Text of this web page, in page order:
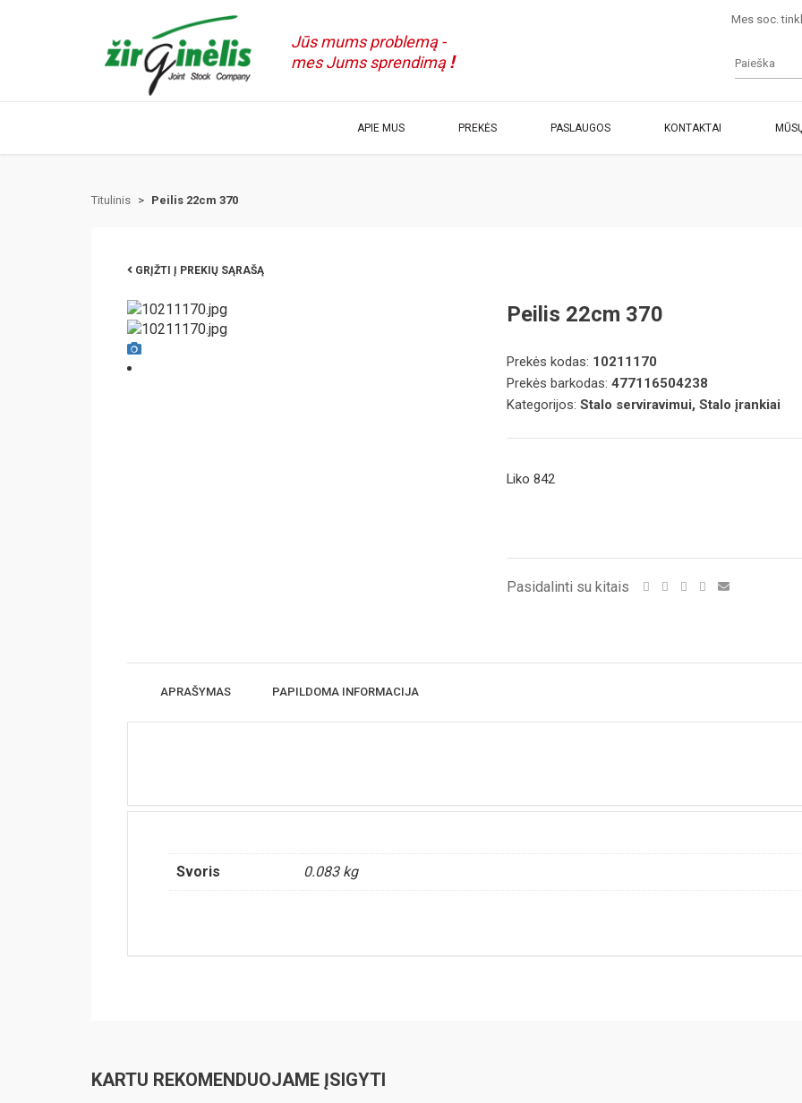
Jūs mums problemą -
mes Jums sprendimą!
Mes soc.
APIE MUS PREKĖS PASLAUGOS KONTAKTAI
Titulinis > Peilis 22cm 370
GRĮŽTI Į PREKIŲ SĄRAŠĄ
Peilis 22cm 370
Prekės kodas: 10211170
Prekės barkodas: 477116504238
Kategorijos: Stalo serviravimui, Stalo įrankiai
Liko 842
Pasidalinti su kitais
APRAŠYMAS PAPILDOMA INFORMACIJA
Svoris 0.083 kg
KARTU REKOMENDUOJAME ĮSIGYTI